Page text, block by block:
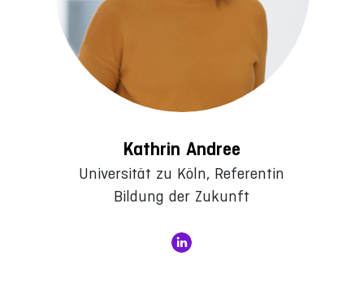
Kathrin Andree
Universität zu Köln, Referentin
Bildung der Zukunft